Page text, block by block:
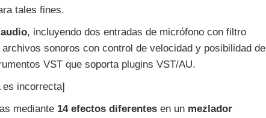
tales fines.
, incluyendo dos entradas de micrófono con filtro
sonoros con control de velocidad y posibilidad de
VST que soporta plugins VST/AU.
es incorrecta]
mediante 14 efectos diferentes en un mezlador